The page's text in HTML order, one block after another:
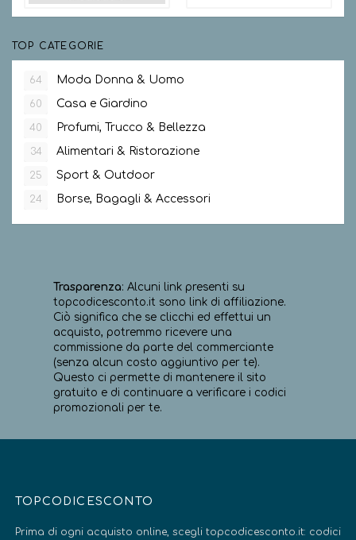
TOP CATEGORIE
64 Moda Donna & Uomo
60 Casa e Giardino
40 Profumi, Trucco & Bellezza
34 Alimentari & Ristorazione
25 Sport & Outdoor
24 Borse, Bagagli & Accessori
Trasparenza: Alcuni link presenti su
topcodicesconto.it sono link di affiliazione.
Ciò significa che se clicchi ed effettui un
acquisto, potremmo ricevere una
commissione da parte del commerciante
(senza alcun costo aggiuntivo per te).
Questo ci permette di mantenere il sito
gratuito e di continuare a verificare i codici
promozionali per te.
TOPCODICESCONTO
Prima di ogni acquisto online, scegli topcodicesconto.it: codici